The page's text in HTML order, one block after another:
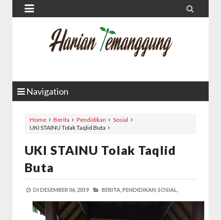
 
Navigation
Home Berita Pendidikan
Sosial
UKI STAINU Tolak Taqlid Buta
UKI STAINU Tolak Taqlid
Buta
DI DESEMBER 06, 2019 BERITA, PENDIDIKAN, SOSIAL,